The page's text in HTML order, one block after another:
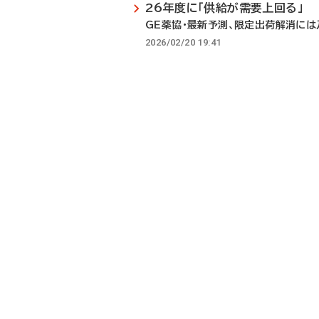
26年度に「供給が需要上回る」
GE薬協・最新予測、限定出荷解消に
2026/02/20 19:41